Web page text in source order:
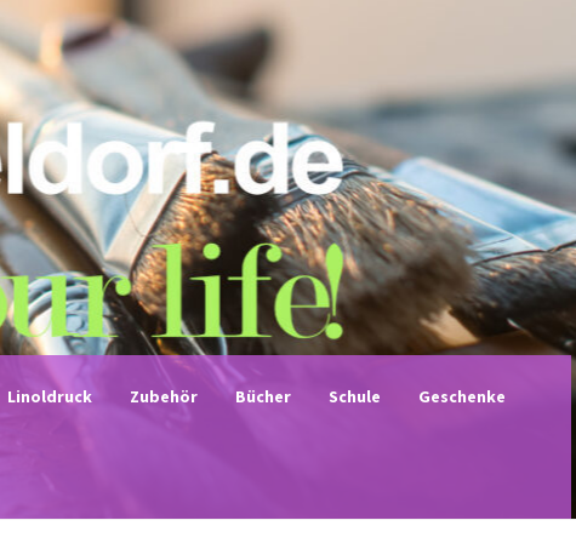
Linoldruck Zubehör Bücher Schule Geschenke